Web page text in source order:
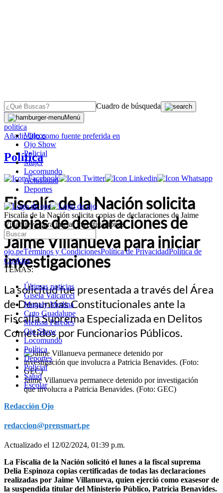
Cuadro de búsqueda
Menú
Videos
Ojo Show
Policial
Mujer
Locomundo
Actualidad
Deportes
Fiscalía de la Nación solicita copias de declaraciones de Jaime
Villanueva para iniciar investigaciones
ojo.peTérminos y CondicionesPolítica de PrivacidadPolítica de
Cookies
TEMAS:
Últimas noticias
Gisela Valcarcel
Magaly Medina
Cuto Guadalupe
Melissa Paredes
Ojo Show
Locomundo
Política
Deportes
Policial
Salud
Escolar
OJO
politica
AñadirOjocomo fuente preferida en
Política
Fiscalía de la Nación solicita
copias de declaraciones de
Jaime Villanueva para iniciar
investigaciones
La solicitud fue presentada a través del Área
de Denuncias Constitucionales ante la
Fiscalía Suprema Especializada en Delitos
Cometidos por Funcionarios Públicos.
Jaime Villanueva permanece detenido por investigación
que involucra a Patricia Benavides. (Foto: GEC)
Redacción Ojo
redaccion@prensmart.pe
Actualizado el 12/02/2024, 01:39 p.m.
La Fiscalía de la Nación solicitó el lunes a la fiscal suprema
Delia Espinoza copias certificadas de todas las declaraciones
realizadas por Jaime Villanueva, quien ejerció como exasesor de
la suspendida titular del Ministerio Público, Patricia Benavides.